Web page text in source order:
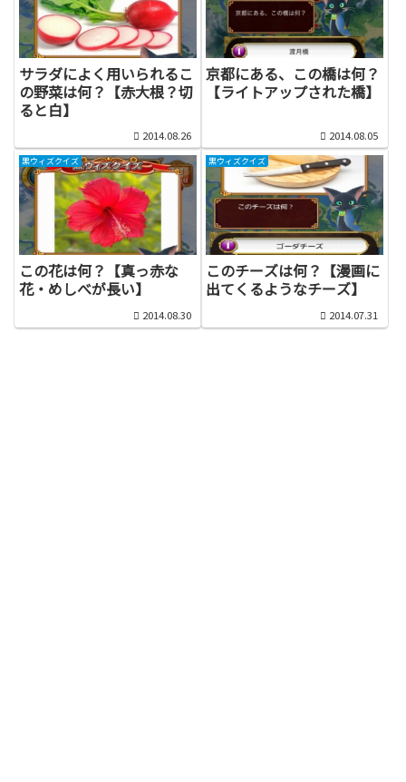
サラダによく用いられるこ
の野菜は何？【赤大根？切
ると白】
2014.08.26
京都にある、この橋は何？
【ライトアップされた橋】
2014.08.05
黒ウィズクイズ
この花は何？【真っ赤な
花・めしべが長い】
2014.08.30
黒ウィズクイズ
このチーズは何？【漫画に
出てくるようなチーズ】
2014.07.31